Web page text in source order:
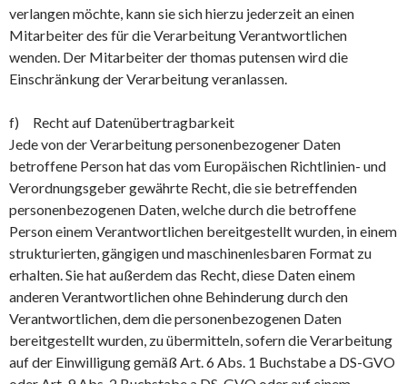
verlangen möchte, kann sie sich hierzu jederzeit an einen
Mitarbeiter des für die Verarbeitung Verantwortlichen
wenden. Der Mitarbeiter der thomas putensen wird die
Einschränkung der Verarbeitung veranlassen.
f) Recht auf Datenübertragbarkeit
Jede von der Verarbeitung personenbezogener Daten
betroffene Person hat das vom Europäischen Richtlinien- und
Verordnungsgeber gewährte Recht, die sie betreffenden
personenbezogenen Daten, welche durch die betroffene
Person einem Verantwortlichen bereitgestellt wurden, in einem
strukturierten, gängigen und maschinenlesbaren Format zu
erhalten. Sie hat außerdem das Recht, diese Daten einem
anderen Verantwortlichen ohne Behinderung durch den
Verantwortlichen, dem die personenbezogenen Daten
bereitgestellt wurden, zu übermitteln, sofern die Verarbeitung
auf der Einwilligung gemäß Art. 6 Abs. 1 Buchstabe a DS-GVO